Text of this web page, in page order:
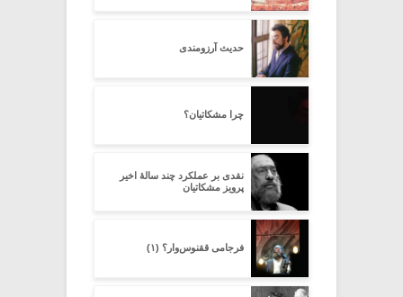
حدیث آرزومندی
چرا مشکاتیان؟
نقدی بر عملکرد چند سالۀ اخیر
پرویز مشکاتیان
فرجامی ققنوس‌وار؟ (۱)